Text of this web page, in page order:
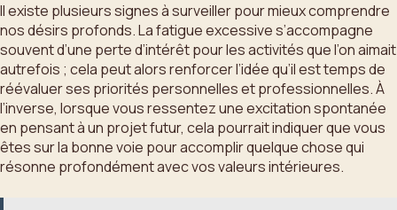
Il existe plusieurs signes à surveiller pour mieux comprendre
nos désirs profonds. La fatigue excessive s’accompagne
souvent d’une perte d’intérêt pour les activités que l’on aimait
autrefois ; cela peut alors renforcer l’idée qu’il est temps de
réévaluer ses priorités personnelles et professionnelles. À
l’inverse, lorsque vous ressentez une excitation spontanée
en pensant à un projet futur, cela pourrait indiquer que vous
êtes sur la bonne voie pour accomplir quelque chose qui
résonne profondément avec vos valeurs intérieures.